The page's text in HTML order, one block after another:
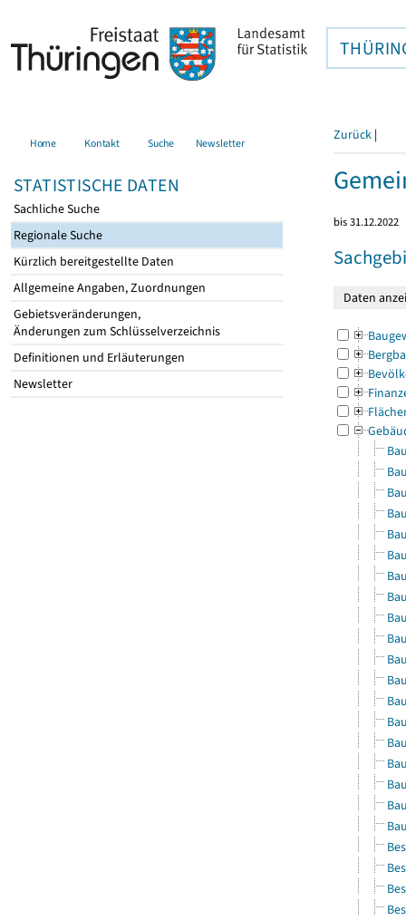
Home Kontakt Suche Newsletter
STATISTISCHE DATEN
Sachliche Suche
Regionale Suche
Kürzlich bereitgestellte Daten
Allgemeine Angaben, Zuordnungen
Gebietsveränderungen,
Änderungen zum Schlüsselverzeichnis
Definitionen und Erläuterungen
Newsletter
Zurück |
bis 31.12.2022